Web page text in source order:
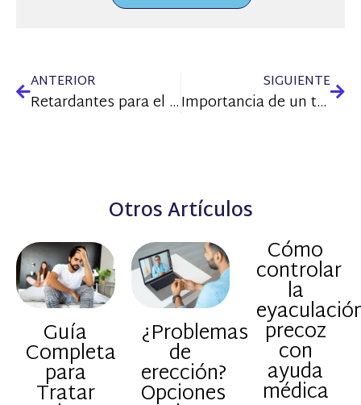
ANTERIOR
Retardantes para el hombre ¿funcionan para combatir la eyaculación precoz?
SIGUIENTE
Importancia de un tratamiento personalizado para la eyaculación precoz
Otros Artículos
Guía
Completa
para
Tratar
¿Problemas
de
erección?
Opciones
Cómo
controlar
la
precoz
con
ayuda
médica